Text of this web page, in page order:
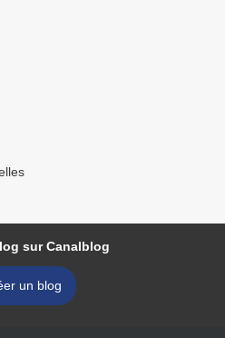
sur Canalblog
un blog